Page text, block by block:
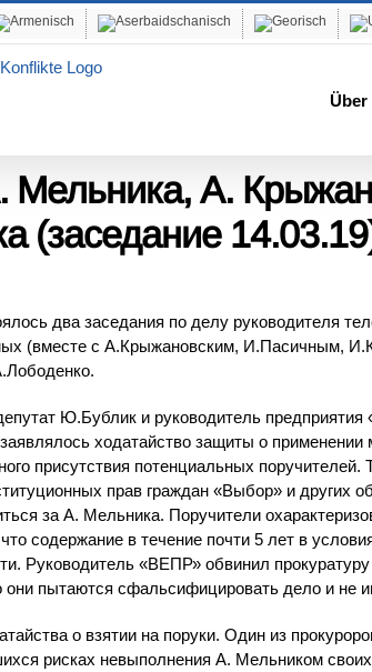
Über
Мельника, А.
(заседание
два заседания по делу руководителя
(вместе с А.Крыжановским, И.Пасичным,
Ю.Бублик и руководитель
ходатайство защиты о
присутствия потенциальных
прав граждан «Выбор» и других
за А. Мельника. Поручители
содержание в течение почти 5 лет в
Руководитель «ВЕПР» обвинил
они пытаются сфальсифицировать дело и не
о взятии на поруки. Один из
рисках невыполнения А. Мельником